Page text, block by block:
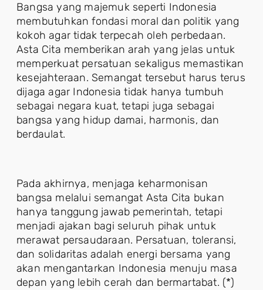
Bangsa yang majemuk seperti Indonesia
membutuhkan fondasi moral dan politik yang
kokoh agar tidak terpecah oleh perbedaan.
Asta Cita memberikan arah yang jelas untuk
memperkuat persatuan sekaligus memastikan
kesejahteraan. Semangat tersebut harus terus
dijaga agar Indonesia tidak hanya tumbuh
sebagai negara kuat, tetapi juga sebagai
bangsa yang hidup damai, harmonis, dan
berdaulat.
Pada akhirnya, menjaga keharmonisan
bangsa melalui semangat Asta Cita bukan
hanya tanggung jawab pemerintah, tetapi
menjadi ajakan bagi seluruh pihak untuk
merawat persaudaraan. Persatuan, toleransi,
dan solidaritas adalah energi bersama yang
akan mengantarkan Indonesia menuju masa
depan yang lebih cerah dan bermartabat. (*)